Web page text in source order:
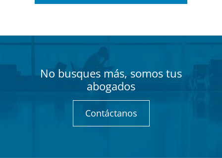
No busques más, somos tus
abogados
Contáctanos